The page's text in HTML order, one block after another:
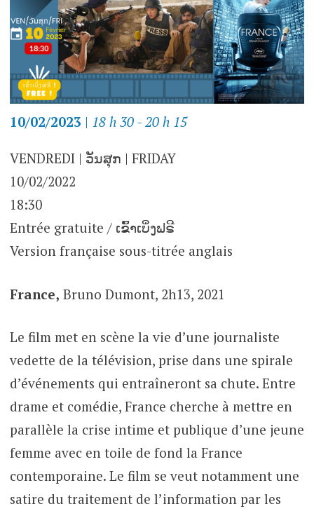
10/02/2023 | 18 h 30 - 20 h 15
VENDREDI | ວັນສຸກ | FRIDAY
10/02/2022
18:30
Entrée gratuite / ເຂົ້າເບິ່ງຟຣີ
Version française sous-titrée anglais
France, Bruno Dumont, 2h13, 2021
Le film met en scène la vie d’une journaliste
vedette de la télévision, prise dans une spirale
d’événements qui entraîneront sa chute. Entre
drame et comédie, France cherche à mettre en
parallèle la crise intime et publique d’une jeune
femme avec en toile de fond la France
contemporaine. Le film se veut notamment une
satire du traitement de l’information par les